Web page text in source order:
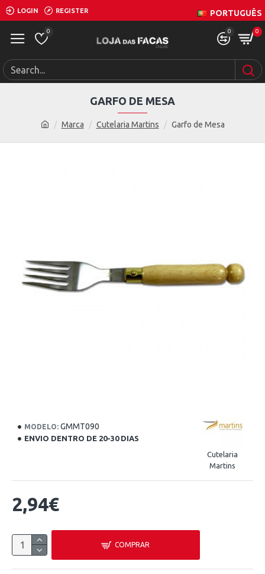
LOGIN REGISTER PORTUGUÊS
0 0 0
Marca Cutelaria Martins Garfo de Mesa
GARFO DE MESA
MODELO: GMMT090
ENVIO DENTRO DE 20-30 DIAS
Cutelaria
Martins
2,94€
COMPRAR